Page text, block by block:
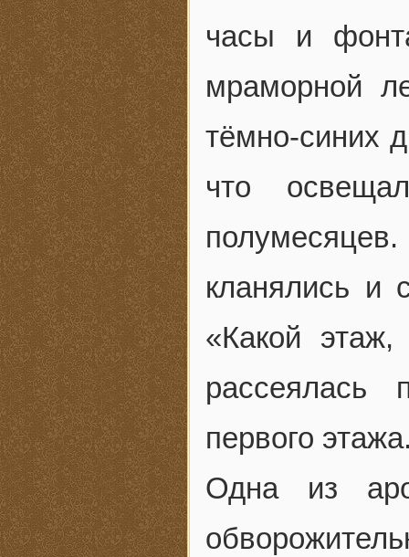
часы и
мраморной
тёмно-синих
что
кланялись и
«Какой
рассеялась
первого
Одна из